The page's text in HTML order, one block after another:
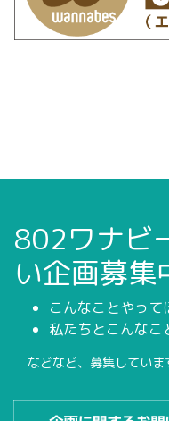
802ワナビ
い企画募集
こんなことやって
私たちとこんなこ
などなど、募集していま